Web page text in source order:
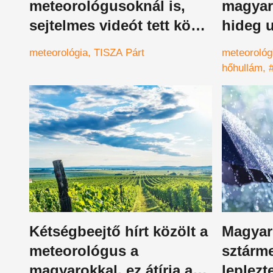
meteorológusoknál is,
sejtelmes videót tett közé
a HungaroMet
meteorológia TISZA Párt
hideg
azt,
ország
hőhullám
Kétségbeejtő hírt közölt a
meteorológus a
Magyar